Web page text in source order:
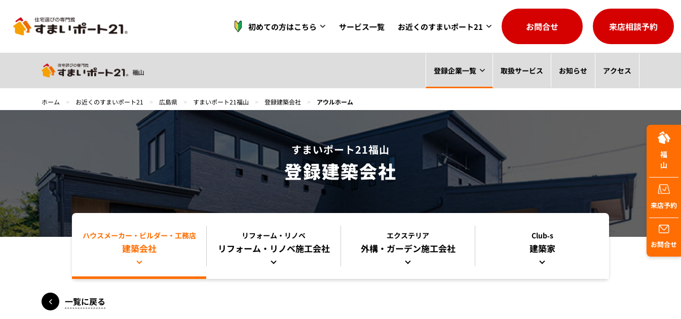
初めての方はこちら サービス一覧 お近くのすまいポート21 お問合せ 来店相談予約
登録企業一覧 取扱サービス お知らせ アクセス
ホーム > お近くのすまいポート21 > 広島県 > すまいポート21福山 > 登録建築会社 > アウルホーム
すまいポート21福山
登録建築会社
ハウスメーカー・ビルダー・工務店
建築会社
リフォーム・リノベ
リフォーム・リノベ施工会社
エクステリア
外構・ガーデン施工会社
Club-s
建築家
一覧に戻る
福山
来店予約
お問合せ